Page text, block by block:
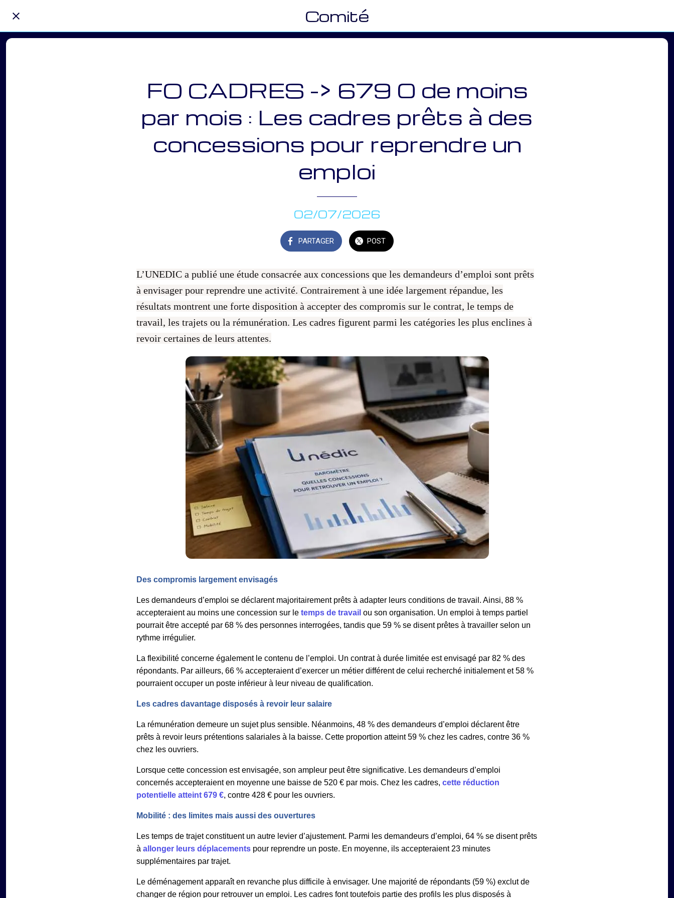
Comité
FO CADRES -> 679 € de moins
par mois : Les cadres prêts à des
concessions pour reprendre un
emploi
02/07/2026
PARTAGER POST
L’UNEDIC a publié une étude consacrée aux concessions que les demandeurs d’emploi sont prêts
à envisager pour reprendre une activité. Contrairement à une idée largement répandue, les
résultats montrent une forte disposition à accepter des compromis sur le contrat, le temps de
travail, les trajets ou la rémunération. Les cadres figurent parmi les catégories les plus enclines à
revoir certaines de leurs attentes.
Des compromis largement envisagés
Les demandeurs d’emploi se déclarent majoritairement prêts à adapter leurs conditions de travail. Ainsi, 88 %
accepteraient au moins une concession sur le temps de travail ou son organisation. Un emploi à temps partiel
pourrait être accepté par 68 % des personnes interrogées, tandis que 59 % se disent prêtes à travailler selon un
rythme irrégulier.
La flexibilité concerne également le contenu de l’emploi. Un contrat à durée limitée est envisagé par 82 % des
répondants. Par ailleurs, 66 % accepteraient d’exercer un métier différent de celui recherché initialement et 58 %
pourraient occuper un poste inférieur à leur niveau de qualification.
Les cadres davantage disposés à revoir leur salaire
La rémunération demeure un sujet plus sensible. Néanmoins, 48 % des demandeurs d’emploi déclarent être
prêts à revoir leurs prétentions salariales à la baisse. Cette proportion atteint 59 % chez les cadres, contre 36 %
chez les ouvriers.
Lorsque cette concession est envisagée, son ampleur peut être significative. Les demandeurs d’emploi
concernés accepteraient en moyenne une baisse de 520 € par mois. Chez les cadres, cette réduction
potentielle atteint 679 €, contre 428 € pour les ouvriers.
Mobilité : des limites mais aussi des ouvertures
Les temps de trajet constituent un autre levier d’ajustement. Parmi les demandeurs d’emploi, 64 % se disent prêts
à allonger leurs déplacements pour reprendre un poste. En moyenne, ils accepteraient 23 minutes
supplémentaires par trajet.
Le déménagement apparaît en revanche plus difficile à envisager. Une majorité de répondants (59 %) exclut de
changer de région pour retrouver un emploi. Les cadres font toutefois partie des profils les plus disposés à